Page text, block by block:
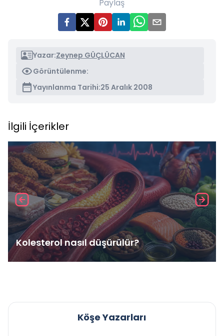
Paylaş
Yazar:Zeynep GÜÇLÜCAN
Görüntülenme:
Yayınlanma Tarihi:25 Aralık 2008
İlgili İçerikler
Kolesterol nasıl düşürülür?
Köşe Yazarları